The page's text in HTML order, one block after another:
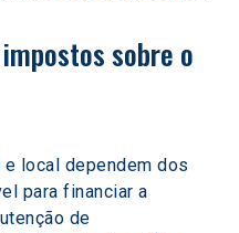
sobre o
local dependem dos
para financiar a
de